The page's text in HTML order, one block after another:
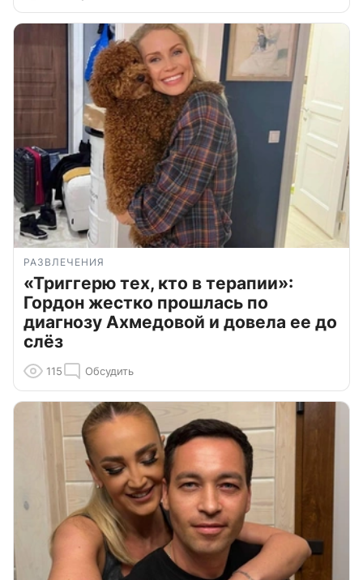
РАЗВЛЕЧЕНИЯ
«Триггерю тех, кто в терапии»:
Гордон жестко прошлась по
диагнозу Ахмедовой и довела ее до
слёз
115 Обсудить